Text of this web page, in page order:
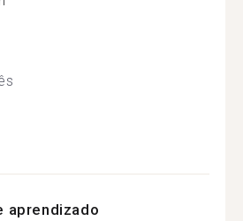
aprendizado